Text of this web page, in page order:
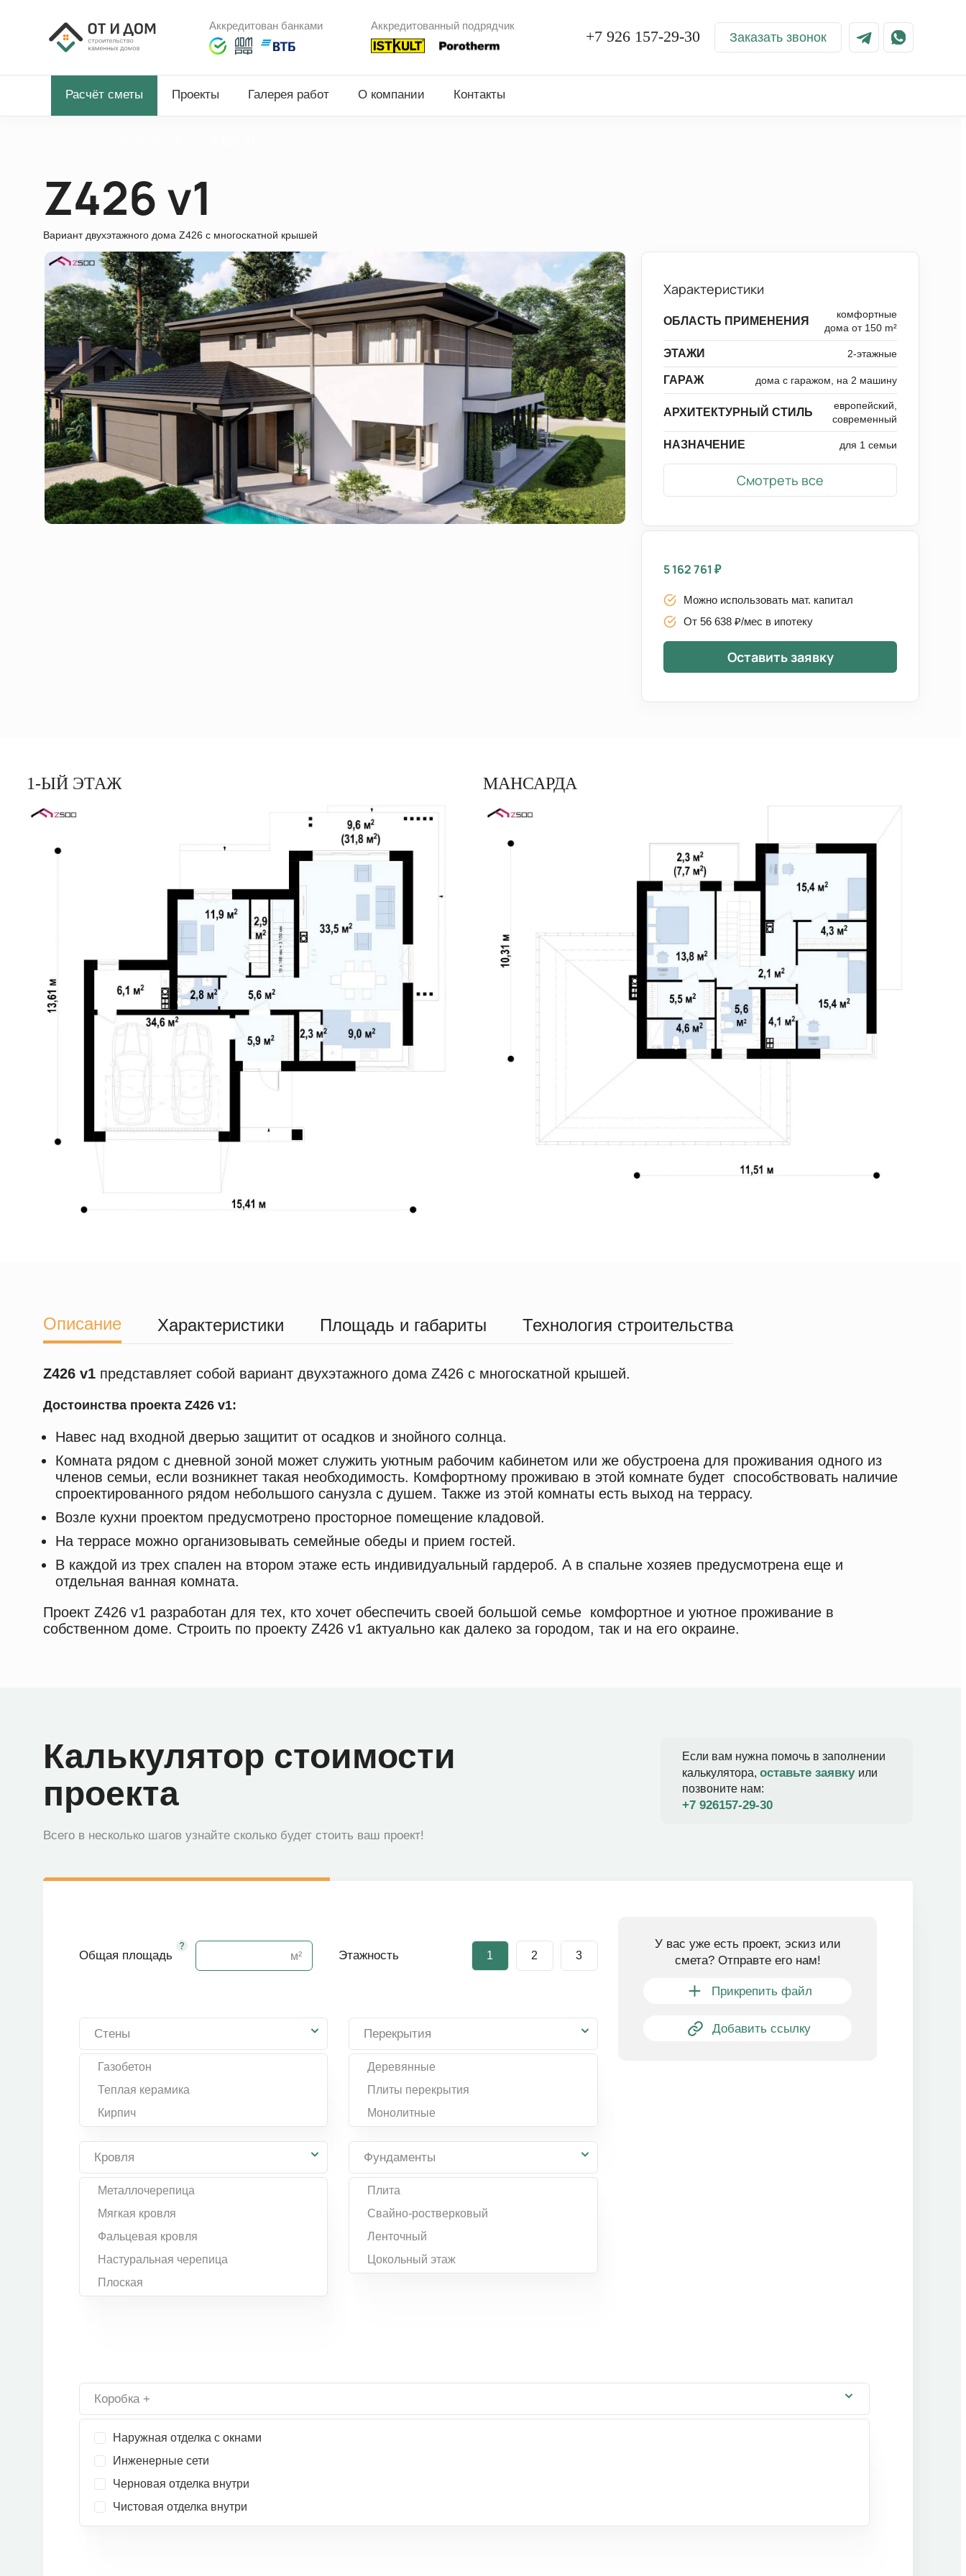
Аккредитован банками Аккредитованный подрядчик
+7 926 157-29-30 Заказать звонок
Расчёт сметы Проекты Галерея работ О компании Контакты
Z426 v1
Вариант двухэтажного дома Z426 с многоскатной крышей
Характеристики
ОБЛАСТЬ ПРИМЕНЕНИЯ
комфортные
дома от 150 m²
ЭТАЖИ 2-этажные
ГАРАЖ дома с гаражом, на 2 машину
АРХИТЕКТУРНЫЙ СТИЛЬ
европейский,
современный
НАЗНАЧЕНИЕ для 1 семьи
Смотреть все
5 162 761 ₽
Можно использовать мат. капитал
От 56 638 ₽/мес в ипотеку
Оставить заявку
1-ЫЙ ЭТАЖ МАНСАРДА
Описание Характеристики Площадь и габариты Технология строительства
Z426 v1 представляет собой вариант двухэтажного дома Z426 с многоскатной крышей.
Достоинства проекта Z426 v1:
Навес над входной дверью защитит от осадков и знойного солнца.
Комната рядом с дневной зоной может служить уютным рабочим кабинетом или же обустроена для проживания одного из
членов семьи, если возникнет такая необходимость. Комфортному проживаю в этой комнате будет способствовать наличие
спроектированного рядом небольшого санузла с душем. Также из этой комнаты есть выход на террасу.
Возле кухни проектом предусмотрено просторное помещение кладовой.
На террасе можно организовывать семейные обеды и прием гостей.
В каждой из трех спален на втором этаже есть индивидуальный гардероб. А в спальне хозяев предусмотрена еще и
отдельная ванная комната.
Проект Z426 v1 разработан для тех, кто хочет обеспечить своей большой семье комфортное и уютное проживание в
собственном доме. Строить по проекту Z426 v1 актуально как далеко за городом, так и на его окраине.
Калькулятор стоимости
проекта
Всего в несколько шагов узнайте сколько будет стоить ваш проект!
Если вам нужна помочь в заполнении
калькулятора,оставьте заявку или
позвоните нам:
+7 926157-29-30​
Общая площадь Этажность 1 2 3
Стены
Газобетон
Теплая керамика
Кирпич
Перекрытия
Деревянные
Плиты перекрытия
Монолитные
Кровля
Металлочерепица
Мягкая кровля
Фальцевая кровля
Настуральная черепица
Плоская
Фундаменты
Плита
Свайно-ростверковый
Ленточный
Цокольный этаж
У вас уже есть проект, эскиз или
смета? Отправте его нам!
Прикрепить файл
Добавить ссылку
Коробка +
Наружная отделка с окнами
Инженерные сети
Черновая отделка внутри
Чистовая отделка внутри